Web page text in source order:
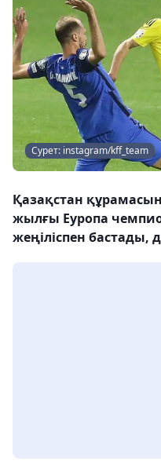
Сурет: instagram/kff_team
Қазақстан
жылғы Еуропа
жеңіліспен бастады,